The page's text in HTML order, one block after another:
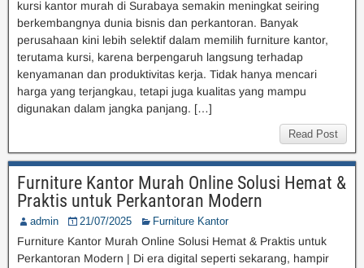
kursi kantor murah di Surabaya semakin meningkat seiring
berkembangnya dunia bisnis dan perkantoran. Banyak
perusahaan kini lebih selektif dalam memilih furniture kantor,
terutama kursi, karena berpengaruh langsung terhadap
kenyamanan dan produktivitas kerja. Tidak hanya mencari
harga yang terjangkau, tetapi juga kualitas yang mampu
digunakan dalam jangka panjang. […]
Read Post
Furniture Kantor Murah Online Solusi Hemat &
Praktis untuk Perkantoran Modern
admin 21/07/2025 Furniture Kantor
Furniture Kantor Murah Online Solusi Hemat & Praktis untuk
Perkantoran Modern | Di era digital seperti sekarang, hampir